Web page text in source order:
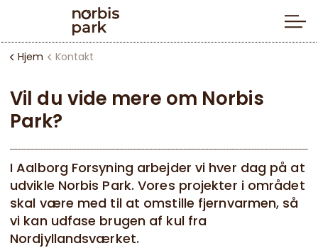
Hjem Kontakt
Vil du vide mere om Norbis
Park?
I Aalborg Forsyning arbejder vi hver dag på at
udvikle Norbis Park. Vores projekter i området
skal være med til at omstille fjernvarmen, så
vi kan udfase brugen af kul fra
Nordjyllandsværket.